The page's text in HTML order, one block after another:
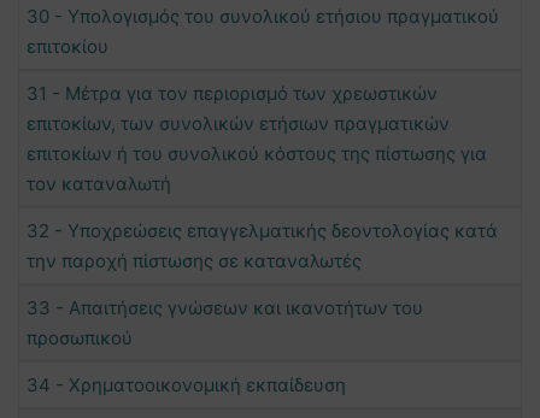
30 - Υπολογισμός του συνολικού ετήσιου πραγματικού
επιτοκίου
31 - Μέτρα για τον περιορισμό των χρεωστικών
επιτοκίων, των συνολικών ετήσιων πραγματικών
επιτοκίων ή του συνολικού κόστους της πίστωσης για
τον καταναλωτή
32 - Υποχρεώσεις επαγγελματικής δεοντολογίας κατά
την παροχή πίστωσης σε καταναλωτές
33 - Απαιτήσεις γνώσεων και ικανοτήτων του
προσωπικού
34 - Χρηματοοικονομική εκπαίδευση